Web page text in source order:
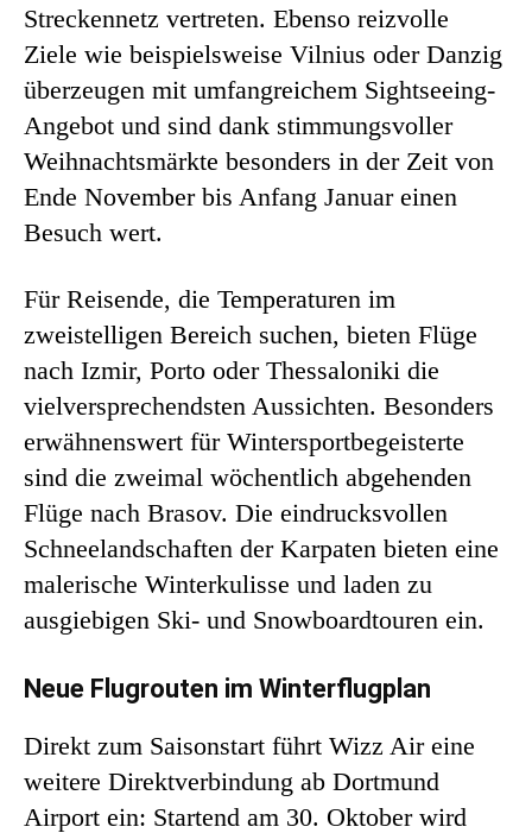
Streckennetz vertreten. Ebenso reizvolle
Ziele wie beispielsweise Vilnius oder Danzig
überzeugen mit umfangreichem Sightseeing-
Angebot und sind dank stimmungsvoller
Weihnachtsmärkte besonders in der Zeit von
Ende November bis Anfang Januar einen
Besuch wert.
Für Reisende, die Temperaturen im
zweistelligen Bereich suchen, bieten Flüge
nach Izmir, Porto oder Thessaloniki die
vielversprechendsten Aussichten. Besonders
erwähnenswert für Wintersportbegeisterte
sind die zweimal wöchentlich abgehenden
Flüge nach Brasov. Die eindrucksvollen
Schneelandschaften der Karpaten bieten eine
malerische Winterkulisse und laden zu
ausgiebigen Ski- und Snowboardtouren ein.
Neue Flugrouten im Winterflugplan
Direkt zum Saisonstart führt Wizz Air eine
weitere Direktverbindung ab Dortmund
Airport ein: Startend am 30. Oktober wird